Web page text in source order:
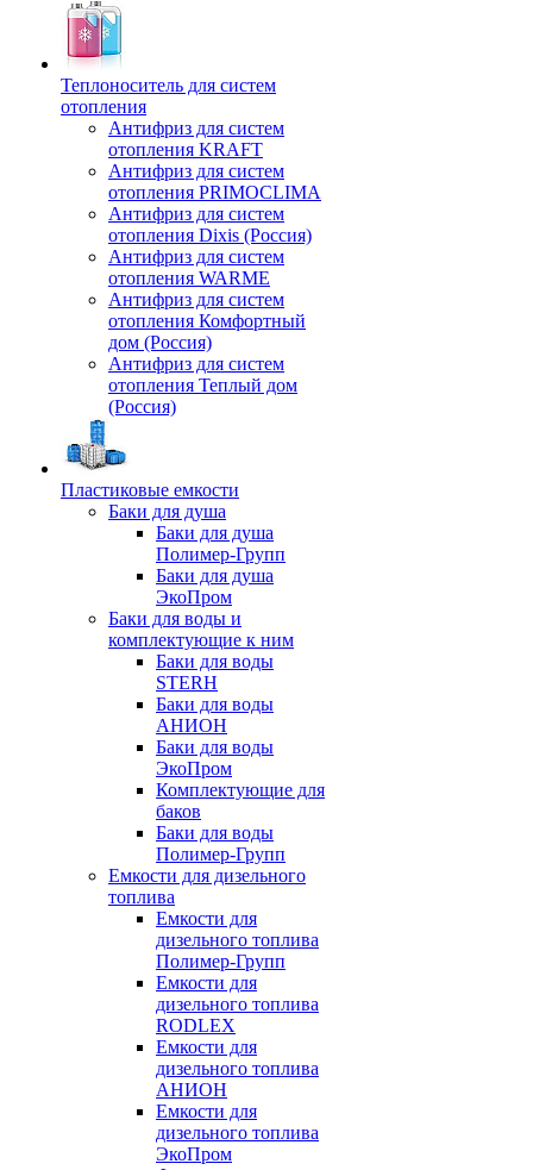
Теплоноситель для систем
отопления
Антифриз для систем
отопления KRAFT
Антифриз для систем
отопления PRIMOCLIMA
Антифриз для систем
отопления Dixis (Россия)
Антифриз для систем
отопления WARME
Антифриз для систем
отопления Комфортный
дом (Россия)
Антифриз для систем
отопления Теплый дом
(Россия)
Пластиковые емкости
Баки для душа
Баки для душа
Полимер-Групп
Баки для душа
ЭкоПром
Баки для воды и
комплектующие к ним
Баки для воды
STERH
Баки для воды
АНИОН
Баки для воды
ЭкоПром
Комплектующие для
баков
Баки для воды
Полимер-Групп
Емкости для дизельного
топлива
Емкости для
дизельного топлива
Полимер-Групп
Емкости для
дизельного топлива
RODLEX
Емкости для
дизельного топлива
АНИОН
Емкости для
дизельного топлива
ЭкоПром